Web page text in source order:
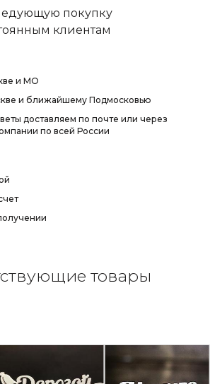
покупку
клиентам
и МО
и ближайшему Подмосковью
доставляем по почте или через
по всей России
товары